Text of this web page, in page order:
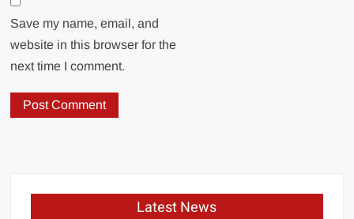
Save my name, email, and
website in this browser for the
next time I comment.
Latest News